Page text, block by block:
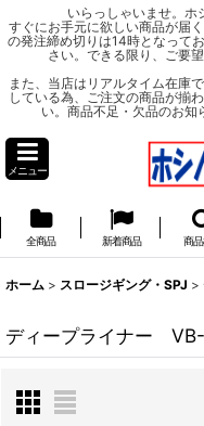
いらっしゃいませ。ホ
すぐにお手元に欲しい商品が届
の発注締め切りは14時となって
さい。できる限り、ご要
また、当店はリアルタイム在庫
している為、ご注文の商品が揃
い。商品不足・欠品のお知
メニュー
全商品 新着商品 商
ホーム > スロージギング・SPJ >
ディープライナー